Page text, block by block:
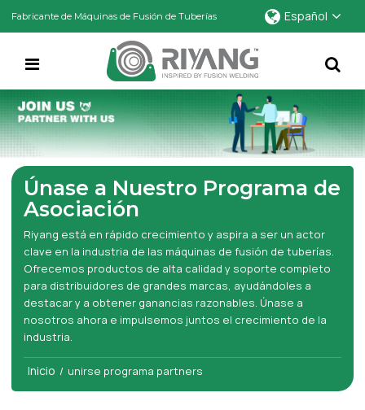
Fabricante de Máquinas de Fusión de Tuberías Español
Únase a Nuestro Programa de
Asociación
Riyang está en rápido crecimiento y aspira a ser un actor
clave en la industria de las máquinas de fusión de tuberías.
Ofrecemos productos de alta calidad y soporte completo
para distribuidores de grandes marcas, ayudándoles a
destacar y a obtener ganancias razonables. Únase a
nosotros ahora e impulsemos juntos el crecimiento de la
industria.
Inicio / unirse programa partners